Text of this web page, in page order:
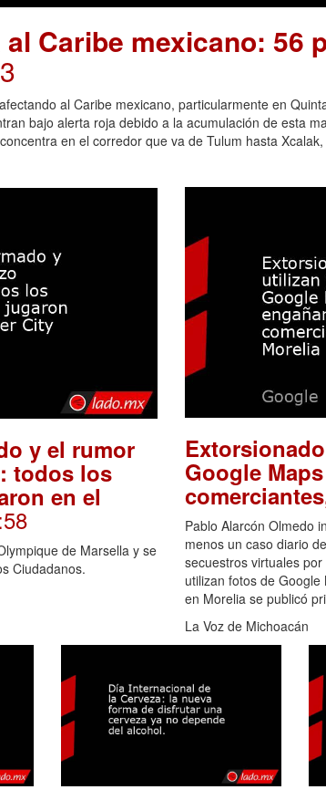
Caribe mexicano: 56
al Caribe mexicano, particularmente en
bajo alerta roja debido a la acumulación de esta
en el corredor que va de Tulum hasta
y el rumor
todos los
en el
de Marsella y se
Ciudadanos.
Google
Pablo Alarcón Olmedo
menos un caso diario
secuestros virtuales
utilizan fotos de
en Morelia se publicó
La Voz de Michoacán